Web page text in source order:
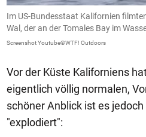
Im US-Bundesstaat Kalifornien
Wal, der an der Tomales Bay im
Screenshot Youtube©WTF! Outdoors
Vor der Küste Kaliforniens
eigentlich völlig normalen,
schöner Anblick ist es
"explodiert":